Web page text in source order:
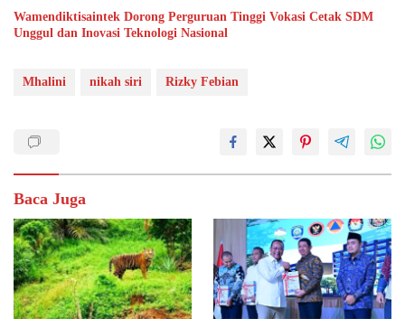
Wamendiktisaintek Dorong Perguruan Tinggi Vokasi Cetak SDM
Unggul dan Inovasi Teknologi Nasional
Mhalini nikah siri Rizky Febian
Baca Juga